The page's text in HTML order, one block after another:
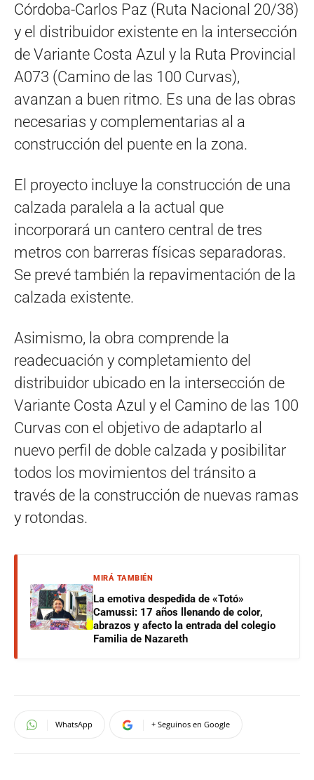
Córdoba-Carlos Paz (Ruta Nacional 20/38)
y el distribuidor existente en la intersección
de Variante Costa Azul y la Ruta Provincial
A073 (Camino de las 100 Curvas),
avanzan a buen ritmo. Es una de las obras
necesarias y complementarias al a
construcción del puente en la zona.
El proyecto incluye la construcción de una
calzada paralela a la actual que
incorporará un cantero central de tres
metros con barreras físicas separadoras.
Se prevé también la repavimentación de la
calzada existente.
Asimismo, la obra comprende la
readecuación y completamiento del
distribuidor ubicado en la intersección de
Variante Costa Azul y el Camino de las 100
Curvas con el objetivo de adaptarlo al
nuevo perfil de doble calzada y posibilitar
todos los movimientos del tránsito a
través de la construcción de nuevas ramas
y rotondas.
MIRÁ TAMBIÉN
La emotiva despedida de «Totó»
Camussi: 17 años llenando de color,
abrazos y afecto la entrada del colegio
Familia de Nazareth
WhatsApp + Seguinos en Google